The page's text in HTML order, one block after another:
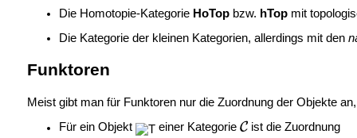
Die Homotopie-Kategorie HoTopbzw. hTopmit
Die Kategorie der kleinen Kategorien, allerdings mit den
Funktoren
Meist gibt man für Funktoren nur die Zuordnung der Objekte
Für ein Objekt
einer Kategorie ist die Zuordnung